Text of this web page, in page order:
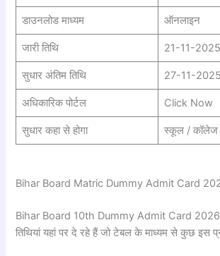
डाउनलोड माध्यम ऑनलाइन
जारी तिथि 21-11-2025
सुधार अंतिम तिथि 27-11-2025
अधिकारिक पोर्टल Click Now
सुधार कहा से होगा स्कूल /
Bihar Board Matric Dummy Admit Card 2026
Bihar Board 10th Dummy Admit Card 2026
तिथियां यहां पर दे रहे हैं जो टेबल के माध्यम से कुछ इस